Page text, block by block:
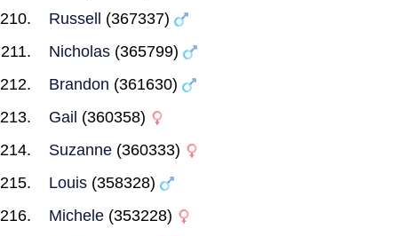
Russell
(367337)
Nicholas (365799)
Brandon (361630)
Gail (360358)
Suzanne (360333)
Louis (358328)
Michele (353228)